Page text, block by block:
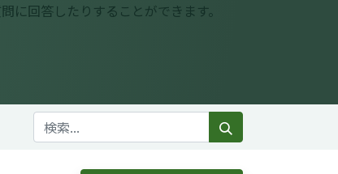
回答したりすることができます。